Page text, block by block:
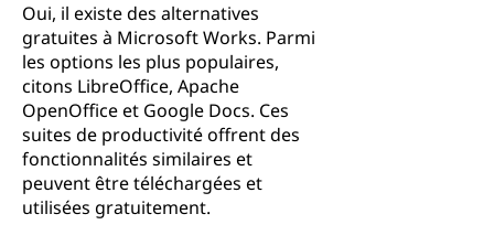
Oui, il existe des alternatives
gratuites à Microsoft Works. Parmi
les options les plus populaires,
citons LibreOffice, Apache
OpenOffice et Google Docs. Ces
suites de productivité offrent des
fonctionnalités similaires et
peuvent être téléchargées et
utilisées gratuitement.